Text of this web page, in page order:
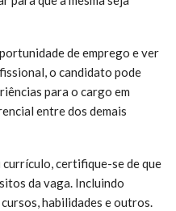
de emprego e ver
o candidato pode
para o cargo em
entre dos demais
certifique-se de que
da vaga. Incluindo
habilidades e outros.